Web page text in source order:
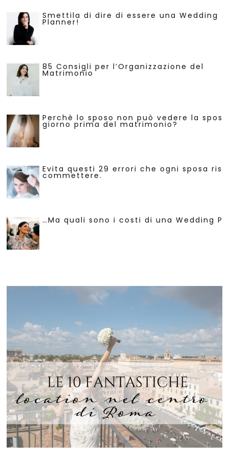
Smettila di dire di essere una Wedding
Planner!
85 Consigli per l’Organizzazione del
Matrimonio
Perchè lo sposo non può vedere la
giorno prima del matrimonio?
Evita questi 29 errori che ogni sposa
commettere.
…Ma quali sono i costi di una Wedding